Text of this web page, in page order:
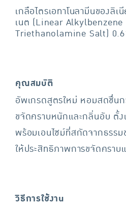
เกลือไตรเอทาโนลามีนของลิ
เนต (Linear
Triethanolamine Salt)
คุณสมบัติ
อัพเกรดสูตรใหม่ หอมสดชื่นก
ขจัดคราบหนักและกลิ่นอับ ตั้
พร้อมเอนไซม์ที่สกัดจากธรรม
ให้ประสิทธิภาพการขจัดคราบ
วิธีการใช้งาน